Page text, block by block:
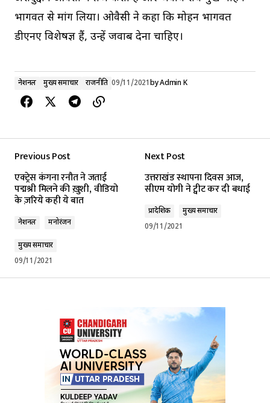
भागवत से मांग लिया। ओवैसी ने कहा कि मोहन भागवत
डीएनए विशेषज्ञ हैं, उन्हें जवाब देना चाहिए।
नेशनल मुख्य समाचार राजनीति 09/11/2021byAdmin K
Previous Post
एक्ट्रेस कंगना रनौत ने जताई
पद्मश्री मिलने की ख़ुशी, वीडियो
के ज़रिये कही ये बात
नेशनल मनोरंजन
मुख्य समाचार
09/11/2021
Next Post
उत्तराखंड स्थापना दिवस आज,
सीएम योगी ने ट्वीट कर दी बधाई
प्रादेशिक
मुख्य समाचार
09/11/2021